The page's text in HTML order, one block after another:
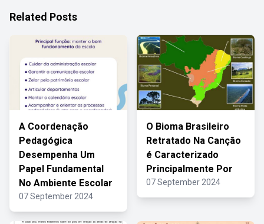
Related Posts
A Coordenação
Pedagógica
Desempenha Um
Papel Fundamental
No Ambiente Escolar
07 September 2024
O Bioma Brasileiro
Retratado Na Canção
é Caracterizado
Principalmente Por
07 September 2024